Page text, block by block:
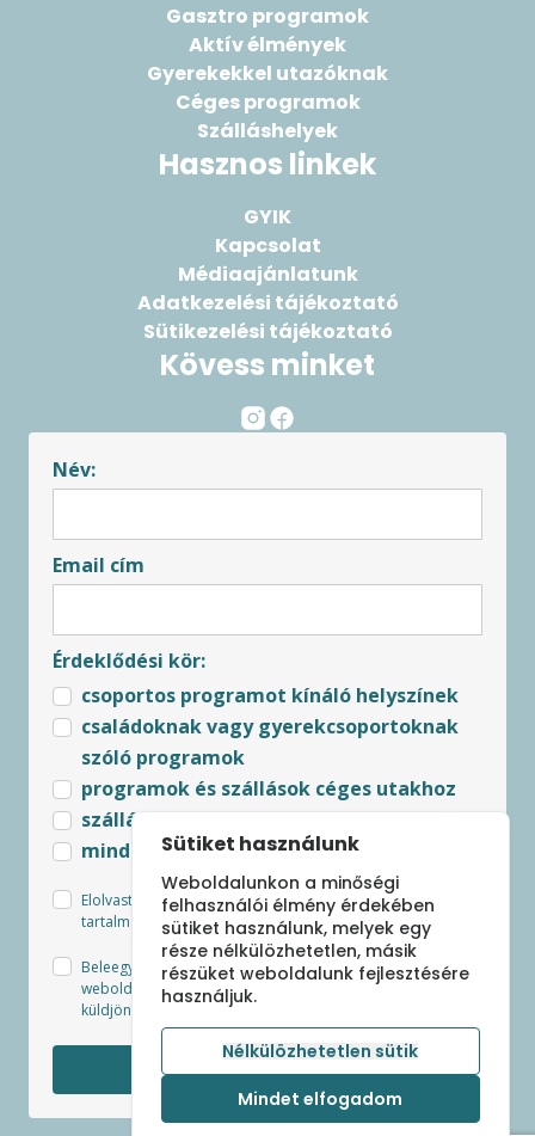
Gasztro programok
Aktív élmények
Gyerekekkel utazóknak
Céges programok
Szálláshelyek
Hasznos linkek
GYIK
Kapcsolat
Médiaajánlatunk
Adatkezelési tájékoztató
Sütikezelési tájékoztató
Kövess minket
Név:
Email cím
Érdeklődési kör:
csoportos programot kínáló helyszínek
családoknak vagy gyerekcsoportoknak
szóló programok
programok és szállások céges utakhoz
szállások csoportoknak
minden újdonság
Elolvastam és elfogadom azAdatkezelési tájékoztató
tartalmát.
Beleegyezek, hogy Sápi Szilvia - csoportbanutazunk.hu
weboldal az általam megjelölt kategóriákban hírlevelet
küldjön a legfrissebb ajánlatokról és aktuális hírekről.
Feliratkozom
Sütiket használunk
Weboldalunkon a minőségi
felhasználói élmény érdekében
sütiket használunk, melyek egy
része nélkülözhetetlen, másik
részüket weboldalunk fejlesztésére
használjuk.
Nélkülözhetetlen sütik
Mindet elfogadom